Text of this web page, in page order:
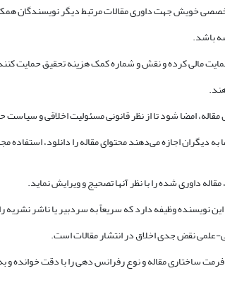
اجازه می‌دهند محتوای مقاله را دانلود،